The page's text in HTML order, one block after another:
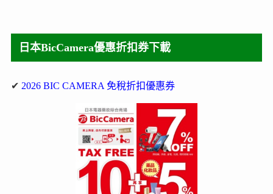
日本BicCamera優惠折扣券下載
✔ 2026 BIC CAMERA 免稅折扣優惠券